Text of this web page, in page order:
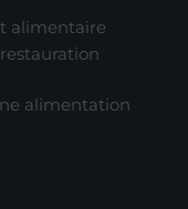
alimentaire
alimentation